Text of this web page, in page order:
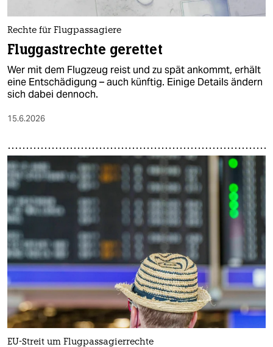
Rechte für Flugpassagiere
Fluggastrechte gerettet
Wer mit dem Flugzeug reist und zu spät ankommt, erhält
eine Entschädigung – auch künftig. Einige Details ändern
sich dabei dennoch.
15.6.2026
EU-Streit um Flugpassagierrechte